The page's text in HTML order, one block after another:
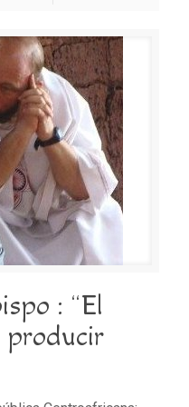
: “El
producir